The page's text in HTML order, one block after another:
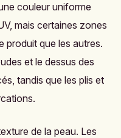
couleur uniforme
mais certaines zones
produit que les autres.
et le dessus des
tandis que les plis et
de la peau. Les